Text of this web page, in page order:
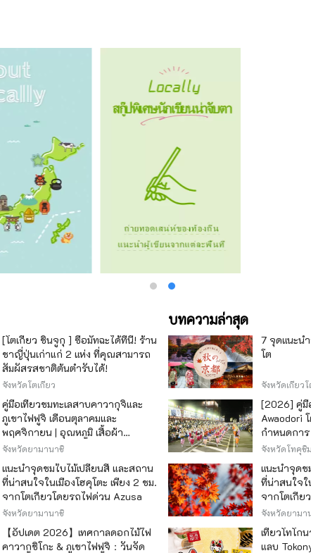
[โตเกียว ชินจูกุ ] ซื้อมัทฉะได้ที่นี่! ร้าน
ชาญี่ปุ่นเก่าแก่ 2 แห่ง ที่คุณสามารถ
สัมผัสรสชาติต้นตำรับได้!
จังหวัดโตเกียว
คู่มือเที่ยวชมทะเลสาบคาวากุจิและ
ภูเขาไฟฟูจิ เดือนตุลาคมและ
พฤศจิกายน | อุณหภูมิ เสื้อผ้า
เทศกาลใบไม้เปลี่ยนสี และจุดชมวิว
จังหวัดยามานาชิ
แนะนำจุดชมใบไม้เปลี่ยนสี และสถาน
ที่น่าสนใจในเมืองโฮคุโตะ เพียง 2 ชม.
จากโตเกียวโดยรถไฟด่วน Azusa
จังหวัดยามานาชิ
【อัปเดต 2026】เทศกาลดอกไม้ไฟ
คาวากูชิโกะ & ภูเขาไฟฟูจิ：วันจัด
บทความล่าสุด
7 จุดแนะน
โต
จังหวัดเกียวโ
[2026] คู่มื
Awaodori
กำหนดการ
เพลิดเพลิน
จังหวัดโทคุชิ
แนะนำจุดช
ที่น่าสนใจใ
จากโตเกีย
จังหวัดยามา
เที่ยวโทโก
แลบ